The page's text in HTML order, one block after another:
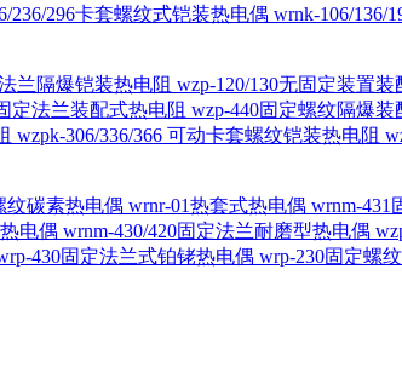
236/296卡套螺纹式铠装热电偶 wrnk-106/136/
兰隔爆铠装热电阻 wzp-120/130无固定装置装
定法兰装配式热电阻 wzp-440固定螺纹隔爆装
wzpk-306/336/366 可动卡套螺纹铠装热电阻
纹碳素热电偶 wrnr-01热套式热电偶 wrnm-431
电偶 wrnm-430/420固定法兰耐磨型热电偶
430固定法兰式铂铑热电偶 wrp-230固定螺